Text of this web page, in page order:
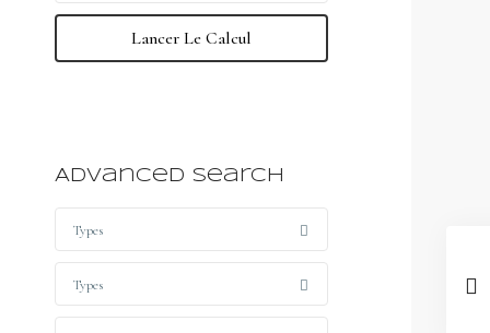
Lancer Le Calcul
Advanced Search
Types
Types